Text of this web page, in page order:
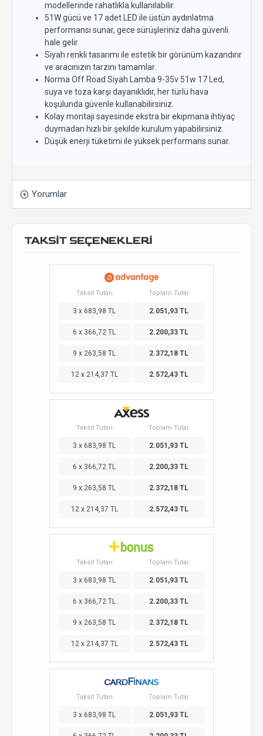
modellerinde rahatlıkla kullanılabilir.
51W gücü ve 17 adet LED ile üstün aydınlatma
performansı sunar, gece sürüşleriniz daha güvenli
hale gelir.
Siyah renkli tasarımı ile estetik bir görünüm kazandırır
ve aracınızın tarzını tamamlar.
Norma Off Road Siyah Lamba 9-35v 51w 17 Led,
suya ve toza karşı dayanıklıdır, her türlü hava
koşulunda güvenle kullanabilirsiniz.
Kolay montajı sayesinde ekstra bir ekipmana ihtiyaç
duymadan hızlı bir şekilde kurulum yapabilirsiniz.
Düşük enerji tüketimi ile yüksek performans sunar.
Yorumlar
TAKSİT SEÇENEKLERİ
Taksit Tutarı Toplam Tutar
3 x 683,98 TL 2.051,93 TL
6 x 366,72 TL 2.200,33 TL
9 x 263,58 TL 2.372,18 TL
12 x 214,37 TL 2.572,43 TL
Taksit Tutarı Toplam Tutar
3 x 683,98 TL 2.051,93 TL
6 x 366,72 TL 2.200,33 TL
9 x 263,58 TL 2.372,18 TL
12 x 214,37 TL 2.572,43 TL
Taksit Tutarı Toplam Tutar
3 x 683,98 TL 2.051,93 TL
6 x 366,72 TL 2.200,33 TL
9 x 263,58 TL 2.372,18 TL
12 x 214,37 TL 2.572,43 TL
Taksit Tutarı Toplam Tutar
3 x 683,98 TL 2.051,93 TL